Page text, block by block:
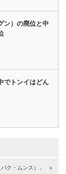
ン）の廃位と中
でトンイはどん
ク・ムンス）」